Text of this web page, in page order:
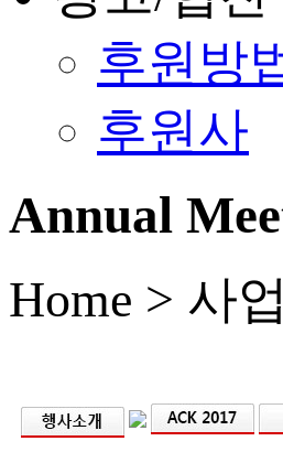
후원방
후원사
Annual
Home > 사